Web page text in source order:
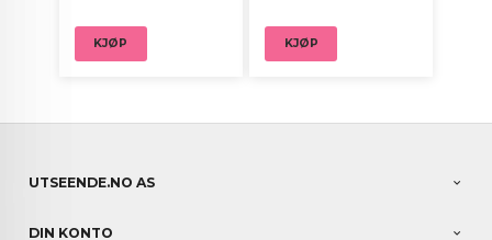
KJØP KJØP
UTSEENDE.NO AS
DIN KONTO